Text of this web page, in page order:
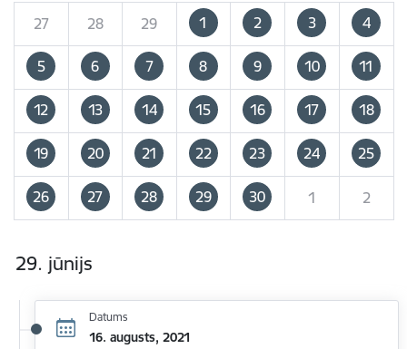
27
28 29 1 2 3 4
5 6 7 8 9 10 11
12 13 14 15 16 17 18
19 20 21 22 23 24 25
26 27 28 29 30 1 2
29. jūnijs
Datums
16. augusts, 2021